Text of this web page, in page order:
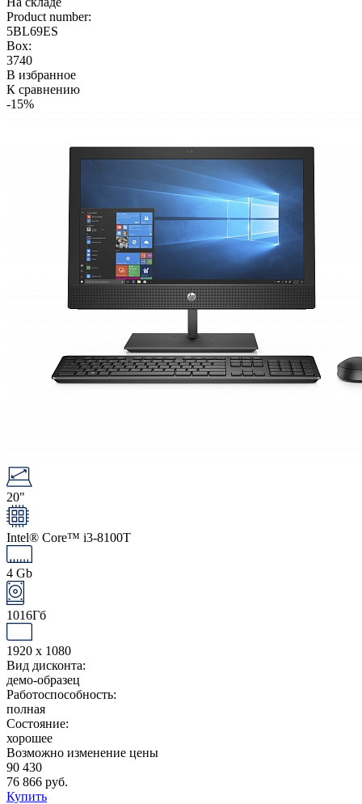
Product number:
5BL69ES
Box:
3740
В избранное
К сравнению
-15%
20"
Intel® Core™ i3-8100T
4 Gb
1016Гб
1920 x 1080
Вид дисконта:
демо-образец
Работоспособность:
полная
Состояние:
хорошее
Возможно изменение цены
90 430
76 866 руб.
Купить